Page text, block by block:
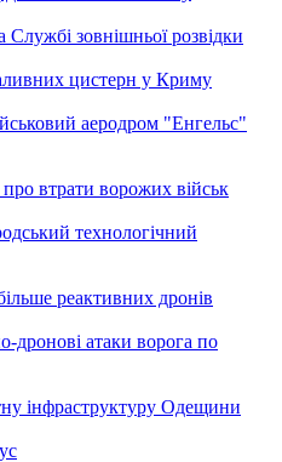
зовнішньої розвідки
цистерн у Криму
аеродром "Енгельс"
втрати ворожих військ
технологічний
реактивних дронів
дронові атаки ворога по
інфраструктуру Одещини